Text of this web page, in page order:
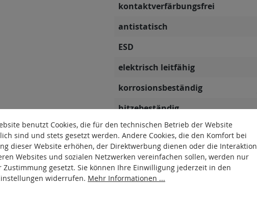
kontaktverfärbungsfrei
antistatisch
ESD
elektrisch leitfähig
korrosionsbeständig
hitzebeständig
autoklaventauglich
Produkttyp
Laufbelag hydrolysebeständig
benutzt Cookies, die für den technischen Betrieb der Website
sind und stets gesetzt werden. Andere Cookies, die den Komfort bei
dieser Website erhöhen, der Direktwerbung dienen oder die Interaktion
Websites und sozialen Netzwerken vereinfachen sollen, werden nur
Zustimmung gesetzt. Sie können Ihre Einwilligung jederzeit in den
widerrufen. Mehr Informationen ...